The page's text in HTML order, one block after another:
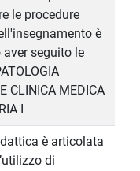
le procedure
è
aver seguito le
CLINICA MEDICA
I
è articolata
di